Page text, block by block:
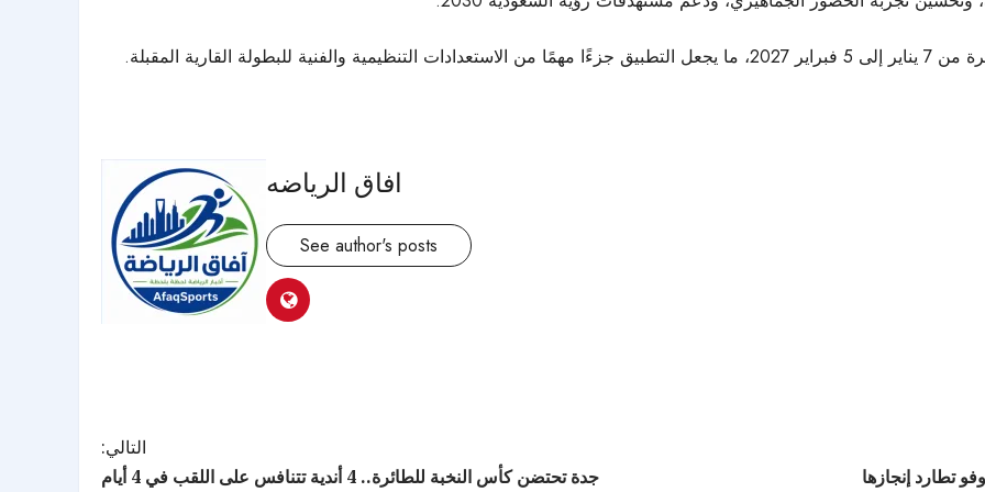
افاق الرياضه
See author's posts
تطارد إنجازها
التالي:
جدة تحتضن كأس النخبة للطائرة.. 4 أندية تتنافس على اللقب في 4 أيام